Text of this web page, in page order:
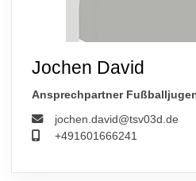
Jochen David
Ansprechpartner
jochen.david@tsv03d.de
+491601666241